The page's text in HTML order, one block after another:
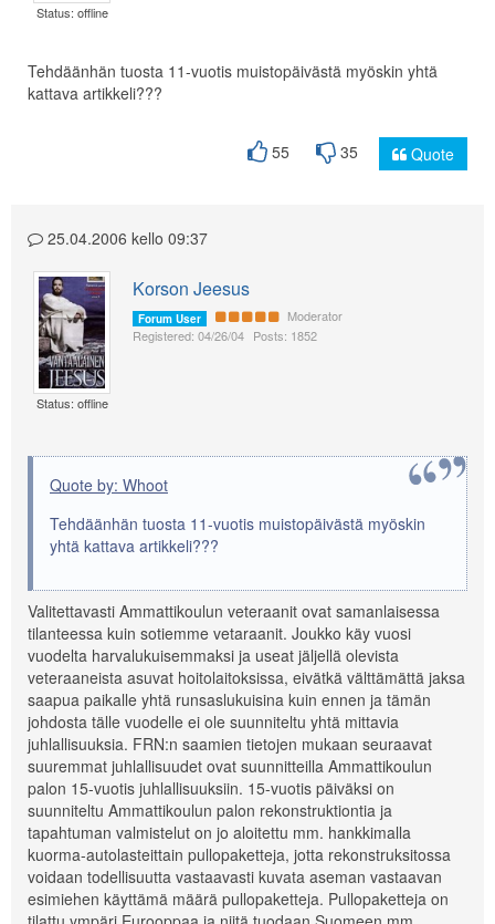
Status: offline
Tehdäänhän tuosta 11-vuotis muistopäivästä myöskin yhtä
kattava artikkeli???
55 35 Quote
25.04.2006 kello 09:37
Status: offline
Korson Jeesus
Forum User
Moderator
Registered: 04/26/04 Posts: 1852
Quote by: Whoot
Tehdäänhän tuosta 11-vuotis muistopäivästä myöskin
yhtä kattava artikkeli???
Valitettavasti Ammattikoulun veteraanit ovat samanlaisessa
tilanteessa kuin sotiemme vetaraanit. Joukko käy vuosi
vuodelta harvalukuisemmaksi ja useat jäljellä olevista
veteraaneista asuvat hoitolaitoksissa, eivätkä välttämättä jaksa
saapua paikalle yhtä runsaslukuisina kuin ennen ja tämän
johdosta tälle vuodelle ei ole suunniteltu yhtä mittavia
juhlallisuuksia. FRN:n saamien tietojen mukaan seuraavat
suuremmat juhlallisuudet ovat suunnitteilla Ammattikoulun
palon 15-vuotis juhlallisuuksiin. 15-vuotis päiväksi on
suunniteltu Ammattikoulun palon rekonstruktiontia ja
tapahtuman valmistelut on jo aloitettu mm. hankkimalla
kuorma-autolasteittain pullopaketteja, jotta rekonstruksitossa
voidaan todellisuutta vastaavasti kuvata aseman vastaavan
esimiehen käyttämä määrä pullopaketteja. Pullopaketteja on